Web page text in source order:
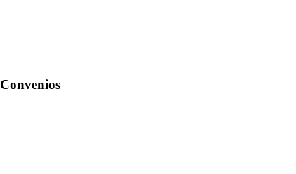
Convenios